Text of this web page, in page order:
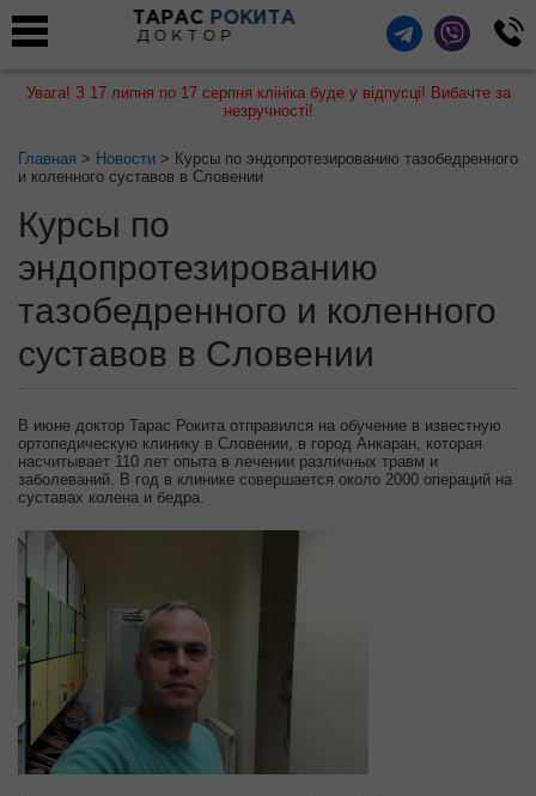
ТАРАС РОКИТА
ДОКТОР
Увага! З 17 липня по 17 серпня клініка буде у відпусці! Вибачте за
незручності!
Главная > Новости > Курсы по эндопротезированию тазобедренного
и коленного суставов в Словении
Курсы по
эндопротезированию
тазобедренного и коленного
суставов в Словении
В июне доктор Тарас Рокита отправился на обучение в известную
ортопедическую клинику в Словении, в город Анкаран, которая
насчитывает 110 лет опыта в лечении различных травм и
заболеваний. В год в клинике совершается около 2000 операций на
суставах колена и бедра.